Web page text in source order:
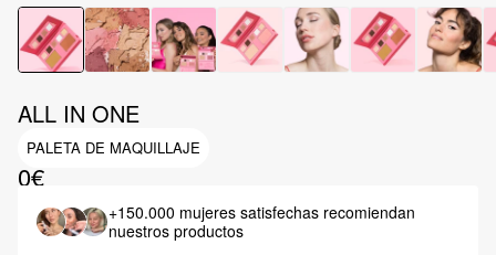
ALL IN ONE
PALETA DE MAQUILLAJE
0€
+150.000 mujeres satisfechas recomiendan
nuestros productos